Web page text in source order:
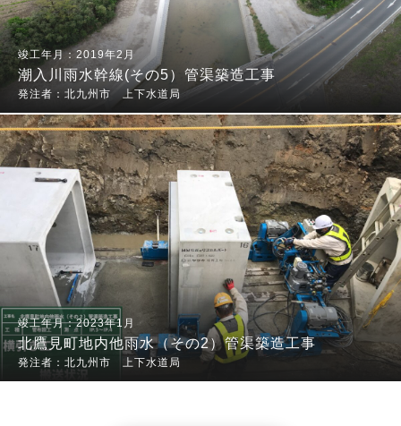
2019年2月
潮入川雨水幹線(その5）管渠築造工事
北九州市 上下水道局
2023年1月
北鷹見町地内他雨水（その2）管渠築造工事
北九州市 上下水道局